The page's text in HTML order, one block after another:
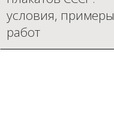
условия, примеры
работ